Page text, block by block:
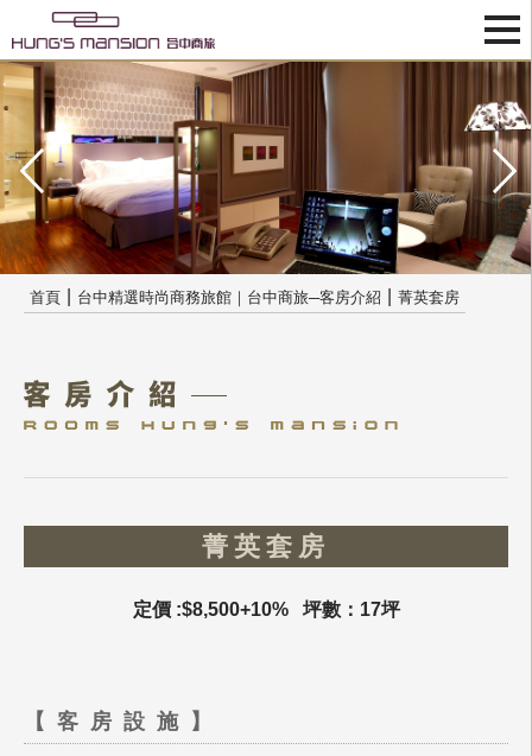
首頁 台中精選時尚商務旅館｜台中商旅─客房介紹 菁英套房
菁英套房
定價 :$8,500+10% 坪數：17坪
【客房設施】